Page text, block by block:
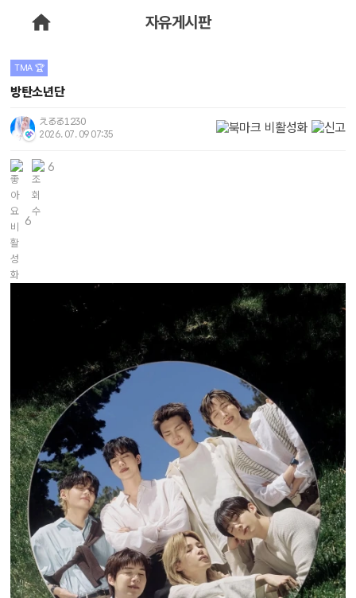
자유게시판
TMA 🏆
방탄소년단
えるる1230
2026. 07. 09 07:35
6
6